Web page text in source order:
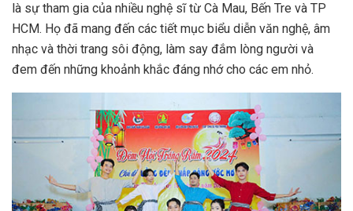
là sự tham gia của nhiều nghệ sĩ từ Cà Mau, Bến Tre và TP
HCM. Họ đã mang đến các tiết mục biểu diễn văn nghệ, âm
nhạc và thời trang sôi động, làm say đắm lòng người và
đem đến những khoảnh khắc đáng nhớ cho các em nhỏ.